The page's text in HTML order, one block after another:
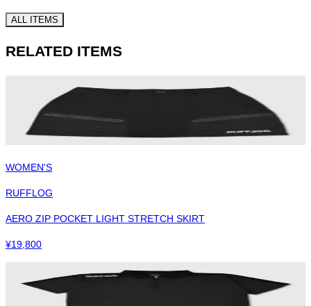
ALL ITEMS
RELATED ITEMS
WOMEN'S
RUFFLOG
AERO ZIP POCKET LIGHT STRETCH SKIRT
¥19,800